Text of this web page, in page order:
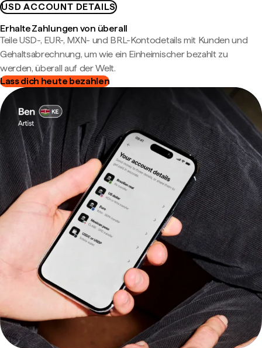
USD ACCOUNT DETAILS
Erhalte Zahlungen von überall
Teile USD-, EUR-, MXN- und BRL-Kontodetails mit Kunden und
Gehaltsabrechnung, um wie ein Einheimischer bezahlt zu
werden, überall auf der Welt.
Lass dich heute bezahlen